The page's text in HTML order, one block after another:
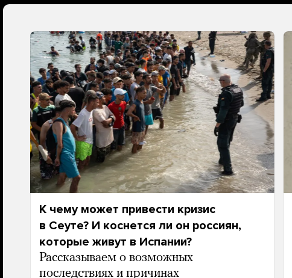
К чему может привести кризис
в Сеуте? И коснется ли он россиян,
которые живут в Испании?
Рассказываем о возможных
последствиях и причинах